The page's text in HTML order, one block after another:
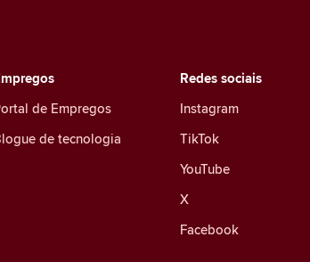
Redes sociais
Instagram
TikTok
YouTube
X
Facebook
de Empregos
de tecnologia